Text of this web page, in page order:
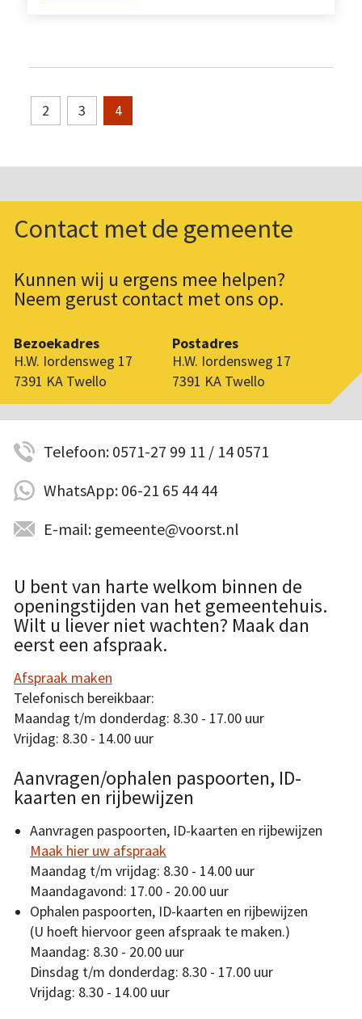
2 3 4
Contact met de gemeente
Kunnen wij u ergens mee helpen?
Neem gerust contact met ons op.
Bezoekadres
H.W. Iordensweg 17
7391 KA Twello
Postadres
H.W. Iordensweg 17
7391 KA Twello
Telefoon: 0571-27 99 11 / 14 0571
WhatsApp: 06-21 65 44 44
E-mail: gemeente@voorst.nl
U bent van harte welkom binnen de
openingstijden van het gemeentehuis.
Wilt u liever niet wachten? Maak dan
eerst een afspraak.
Afspraak maken
Telefonisch bereikbaar:
Maandag t/m donderdag: 8.30 - 17.00 uur
Vrijdag: 8.30 - 14.00 uur
Aanvragen/ophalen paspoorten, ID-
kaarten en rijbewijzen
Aanvragen paspoorten, ID-kaarten en rijbewijzen
Maak hier uw afspraak
Maandag t/m vrijdag: 8.30 - 14.00 uur
Maandagavond: 17.00 - 20.00 uur
Ophalen paspoorten, ID-kaarten en rijbewijzen
(U hoeft hiervoor geen afspraak te maken.)
Maandag: 8.30 - 20.00 uur
Dinsdag t/m donderdag: 8.30 - 17.00 uur
Vrijdag: 8.30 - 14.00 uur